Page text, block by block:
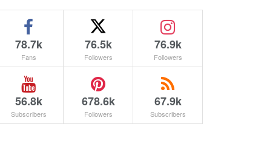
78.7k
Fans
76.5k
Followers
76.9k
Followers
56.8k
Subscribers
678.6k
Followers
67.9k
Subscribers